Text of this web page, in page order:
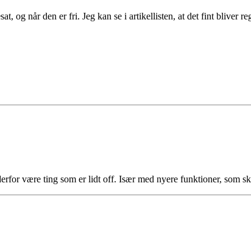
og når den er fri. Jeg kan se i artikellisten, at det fint bliver
være ting som er lidt off. Især med nyere funktioner, som